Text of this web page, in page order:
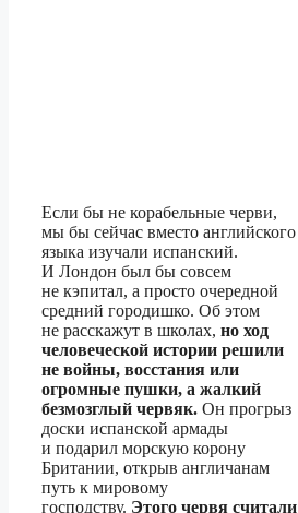
Если бы не корабельные черви,
мы бы сейчас вместо английского
языка изучали испанский.
И Лондон был бы совсем
не кэпитал, а просто очередной
средний городишко. Об этом
не расскажут в школах, но ход
человеческой истории решили
не войны, восстания или
огромные пушки, а жалкий
безмозглый червяк. Он прогрыз
доски испанской армады
и подарил морскую корону
Британии, открыв англичанам
путь к мировому
господству. Этого червя считали